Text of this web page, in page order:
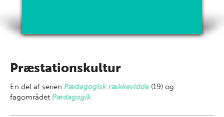
Præstationskultur
En del af serien Pædagogisk rækkevidde (19) og
fagområdet Pædagogik